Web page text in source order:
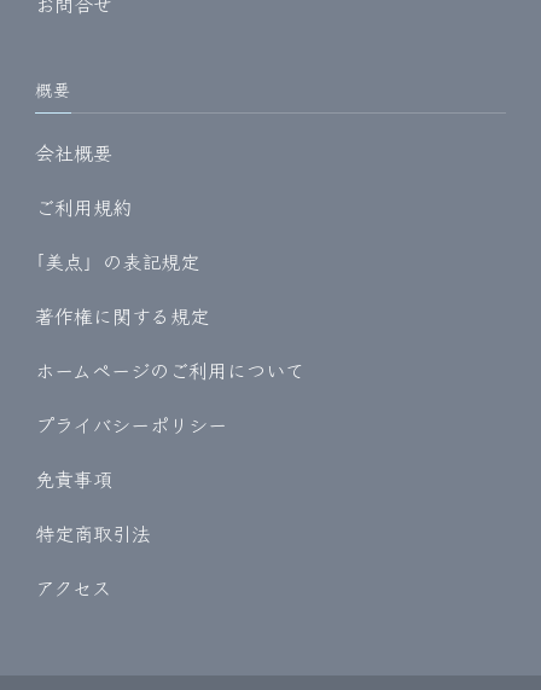
概要
会社概要
ご利用規約
｢美点」の表記規定
著作権に関する規定
ホームページのご利用について
プライバシーポリシー
免責事項
特定商取引法
アクセス